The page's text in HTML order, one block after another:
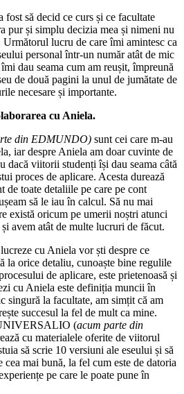
să decid ce curs și ce facultate
pur și simplu decizia mea și nimeni nu
Următorul lucru de care îmi amintesc ca
personal într-un număr atât de mic
dau seama cum am reușit, împreună
de două pagini la unul de jumătate de
necesare și importante.
cu Aniela.
din EDMUNDO) sunt cei care m-au
iar despre Aniela am doar cuvinte de
dacă viitorii studenți își dau seama câtă
proces de aplicare. Acesta durează
de toate detaliile pe care pe cont
să le iau în calcul. Să nu mai
există oricum pe umerii noștri atunci
avem atât de multe lucruri de făcut.
cu Aniela vor ști despre ce
la orice detaliu, cunoaște bine regulile
de aplicare, este prietenoasă și
cu Aniela este definiția muncii în
singură la facultate, am simțit că am
succesul la fel de mult ca mine.
(acum parte din
cu materialele oferite de viitorul
să scrie 10 versiuni ale eseului și să
mai bună, la fel cum este de datoria
pe care le poate pune în